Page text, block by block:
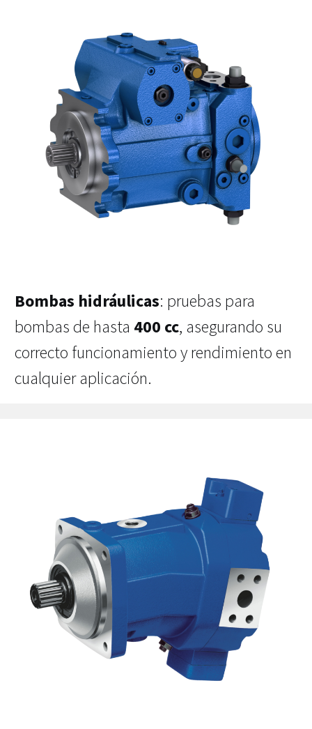
Bombas hidráulicas: pruebas para
bombas de hasta 400 cc, asegurando su
correcto funcionamiento y rendimiento en
cualquier aplicación.